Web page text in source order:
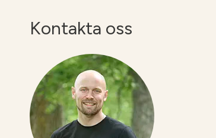
Kontakta oss